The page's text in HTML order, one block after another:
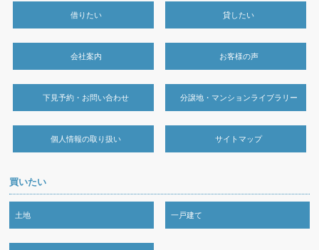
借りたい 貸したい
会社案内 お客様の声
下見予約・お問い合わせ 分譲地・マンションライブラリー
個人情報の取り扱い サイトマップ
買いたい
土地 一戸建て